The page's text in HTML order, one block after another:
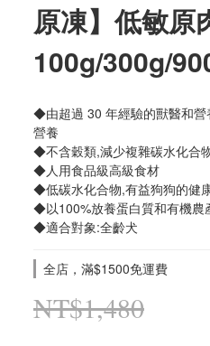
原凍】低敏原
100g/300g/
◆由超過 30 年經驗的獸醫和營
營養
◆不含穀類,減少複雜碳水化合
◆人用食品級高級食材
◆低碳水化合物,有益狗狗的健
◆以100%放養蛋白質和有機農
◆適合對象:全齡犬
全店，滿$1500免運費
NT$1,480